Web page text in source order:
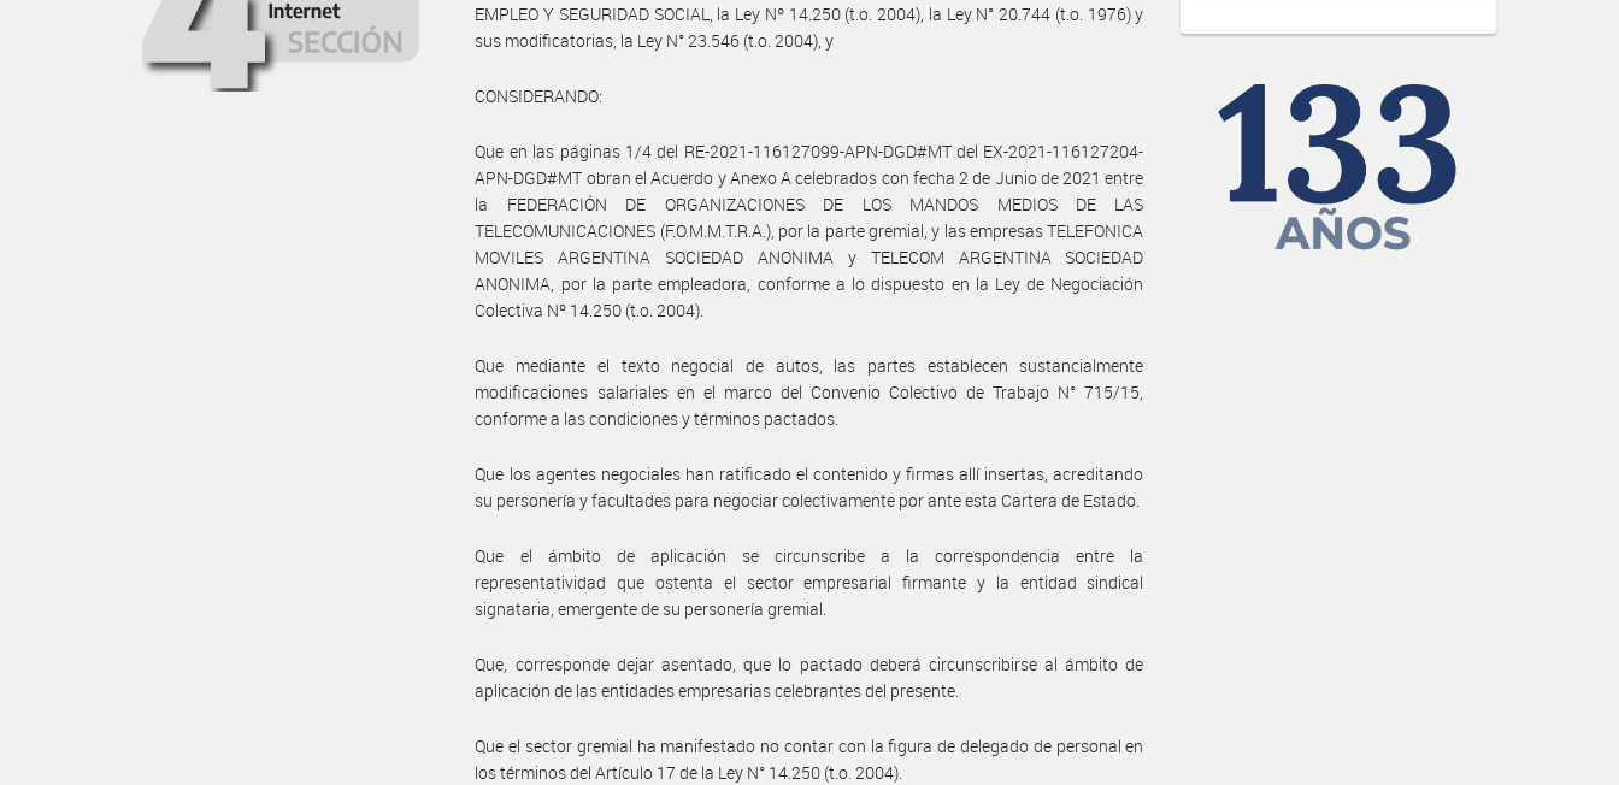
EMPLEO Y SEGURIDAD SOCIAL, la Ley Nº 14.250 (t.o. 2004), la Ley N° 20.744 (t.o. 1976) y
sus modificatorias, la Ley N° 23.546 (t.o. 2004), y
CONSIDERANDO:
Que en las páginas 1/4 del RE-2021-116127099-APN-DGD#MT del EX-2021-116127204-
APN-DGD#MT obran el Acuerdo y Anexo A celebrados con fecha 2 de Junio de 2021 entre
la FEDERACIÓN DE ORGANIZACIONES DE LOS MANDOS MEDIOS DE LAS
TELECOMUNICACIONES (F.O.M.M.T.R.A.), por la parte gremial, y las empresas TELEFONICA
MOVILES ARGENTINA SOCIEDAD ANONIMA y TELECOM ARGENTINA SOCIEDAD
ANONIMA, por la parte empleadora, conforme a lo dispuesto en la Ley de Negociación
Colectiva Nº 14.250 (t.o. 2004).
Que mediante el texto negocial de autos, las partes establecen sustancialmente
modificaciones salariales en el marco del Convenio Colectivo de Trabajo N° 715/15,
conforme a las condiciones y términos pactados.
Que los agentes negociales han ratificado el contenido y firmas allí insertas, acreditando
su personería y facultades para negociar colectivamente por ante esta Cartera de Estado.
Que el ámbito de aplicación se circunscribe a la correspondencia entre la
representatividad que ostenta el sector empresarial firmante y la entidad sindical
signataria, emergente de su personería gremial.
Que, corresponde dejar asentado, que lo pactado deberá circunscribirse al ámbito de
aplicación de las entidades empresarias celebrantes del presente.
Que el sector gremial ha manifestado no contar con la figura de delegado de personal en
los términos del Artículo 17 de la Ley N° 14.250 (t.o. 2004).